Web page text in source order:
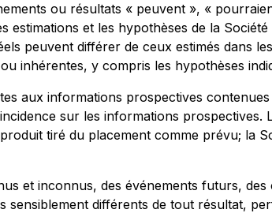
ou résultats « peuvent », «
et les hypothèses de la
peuvent différer de ceux estimés dans
inhérentes, y compris les hypothèses
aux informations prospectives
sur les informations
tiré du placement comme prévu; la
et inconnus, des événements futurs,
différents de tout résultat,